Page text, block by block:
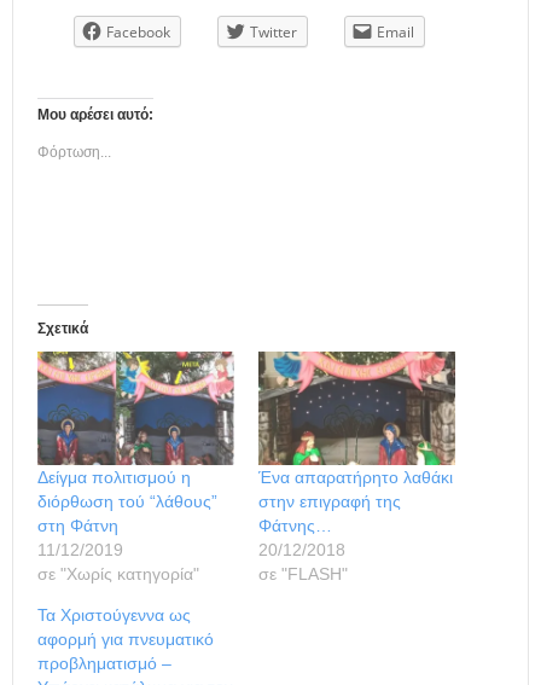
Facebook Twitter Email
Μου αρέσει αυτό:
Φόρτωση...
Σχετικά
Δείγμα πολιτισμού η
διόρθωση τού “λάθους”
στη Φάτνη
11/12/2019
σε "Χωρίς κατηγορία"
Ένα απαρατήρητο λαθάκι
στην επιγραφή της
Φάτνης…
20/12/2018
σε "FLASH"
Τα Χριστούγεννα ως
αφορμή για πνευματικό
προβληματισμό –